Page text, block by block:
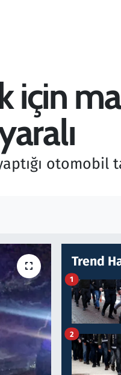
için
otomobil
Trend
1
2